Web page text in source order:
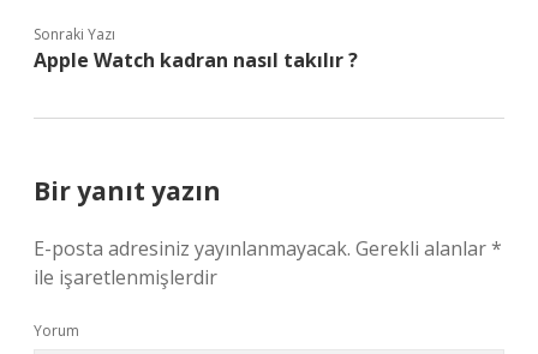
Sonraki Yazı
Apple Watch kadran nasıl takılır ?
Bir yanıt yazın
E-posta adresiniz yayınlanmayacak. Gerekli alanlar*
ile işaretlenmişlerdir
Yorum